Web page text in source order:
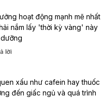
hoạt động mạnh mẽ nhất
nắm lấy 'thời kỳ vàng' này
lời
xấu như cafein hay thuốc
đến giấc ngủ và quá trình